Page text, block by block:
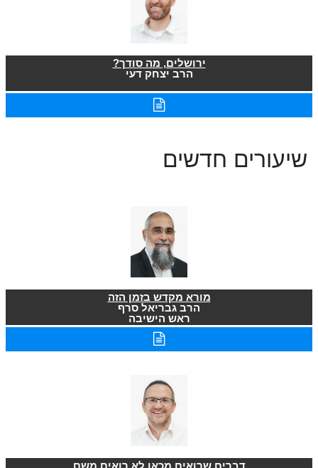
ירושלים, מה סודך?
הרב יצחק דעי
שיעורים חדשים
מורא מקדש בזמן הזה
הרב גבריאל סרף
ראש הישיבה
דברים שרואים מכאן לא רואים משם